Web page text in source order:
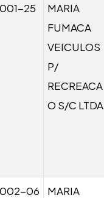
25
MARIA
FUMACA
VEICULOS
P/
RECREACA
O S/C LTDA
06
MARIA